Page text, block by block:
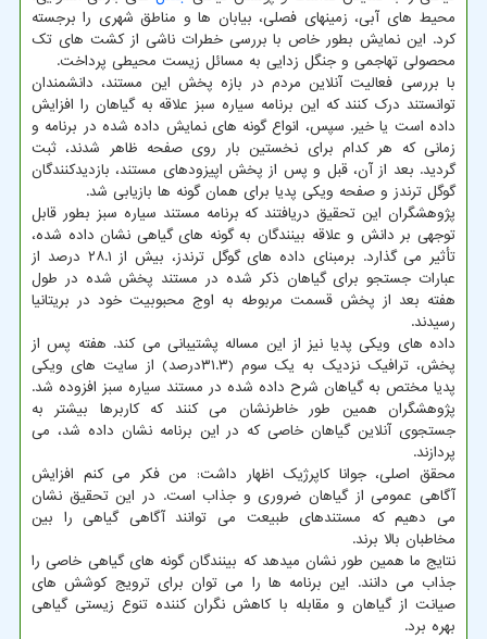
محیط های آبی، زمینهای فصلی، بیابان ها و مناطق شهری را برجسته
کرد. این نمایش بطور خاص با بررسی خطرات ناشی از کشت های تک
محصولی تهاجمی و جنگل زدایی به مسائل زیست محیطی پرداخت.
با بررسی فعالیت آنلاین مردم در بازه پخش این مستند، دانشمندان
توانستند درک کنند که این برنامه سیاره سبز علاقه به گیاهان را افزایش
داده است یا خیر. سپس، انواع گونه های نمایش داده شده در برنامه و
زمانی که هر کدام برای نخستین بار روی صفحه ظاهر شدند، ثبت
گردید. بعد از آن، قبل و پس از پخش اپیزودهای مستند، بازدیدکنندگان
گوگل ترندز و صفحه ویکی پدیا برای همان گونه ها بازیابی شد.
پژوهشگران این تحقیق دریافتند که برنامه مستند سیاره سبز بطور قابل
توجهی بر دانش و علاقه بینندگان به گونه های گیاهی نشان داده شده،
تأثیر می گذارد. برمبنای داده های گوگل ترندز، بیش از ۲۸.۱ درصد از
عبارات جستجو برای گیاهان ذکر شده در مستند پخش شده در طول
هفته بعد از پخش قسمت مربوطه به اوج محبوبیت خود در بریتانیا
رسیدند.
داده های ویکی پدیا نیز از این مساله پشتیبانی می کند. هفته پس از
پخش، ترافیک نزدیک به یک سوم (۳۱.۳درصد) از سایت های ویکی
پدیا مختص به گیاهان شرح داده شده در مستند سیاره سبز افزوده شد.
پژوهشگران همین طور خاطرنشان می کنند که کاربرها بیشتر به
جستجوی آنلاین گیاهان خاصی که در این برنامه نشان داده شد، می
پردازند.
محقق اصلی، جوانا کاپرژیک اظهار داشت: من فکر می کنم افزایش
آگاهی عمومی از گیاهان ضروری و جذاب است. در این تحقیق نشان
می دهیم که مستندهای طبیعت می توانند آگاهی گیاهی را بین
مخاطبان بالا برند.
نتایج ما همین طور نشان میدهد که بینندگان گونه های گیاهی خاصی را
جذاب می دانند. این برنامه ها را می توان برای ترویج کوشش های
صیانت از گیاهان و مقابله با کاهش نگران کننده تنوع زیستی گیاهی
بهره برد.